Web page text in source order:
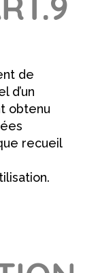
de
d’un
obtenu
recueil